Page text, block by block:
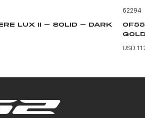
LUX II - SOLID - DARK
62294
USD